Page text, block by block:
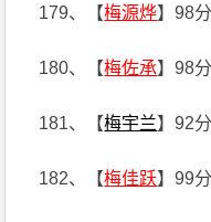
179、【梅源烨】98分
180、【梅佐承】98分
181、【梅宇兰】92分
182、【梅佳跃】99分